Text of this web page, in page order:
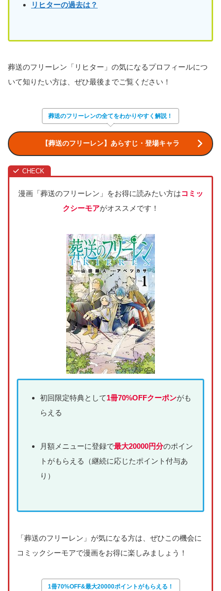
リヒターの過去は？
葬送のフリーレン「リヒター」の気になるプロフィールにつ
いて知りたい方は、ぜひ最後までご覧ください！
葬送のフリーレンの全てをわかりやすく解説！
【葬送のフリーレン】あらすじ・登場キャラ
漫画「葬送のフリーレン」をお得に読みたい方はコミッ
クシーモアがオススメです！
初回限定特典として1冊70%OFFクーポンがも
らえる
月額メニューに登録で最大20000円分のポイン
トがもらえる（継続に応じたポイント付与あ
り）
「葬送のフリーレン」が気になる方は、ぜひこの機会に
コミックシーモアで漫画をお得に楽しみましょう！
1冊70%OFF&最大20000ポイントがもらえる！